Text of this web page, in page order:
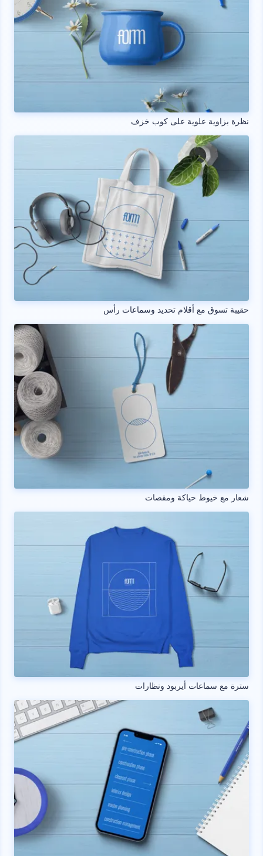
نظرة بزاوية علوية على كوب خزف
حقيبة تسوق مع أقلام تحديد وسماعات رأس
شعار مع خيوط حياكة ومقصات
سترة مع سماعات أيربود ونظارات